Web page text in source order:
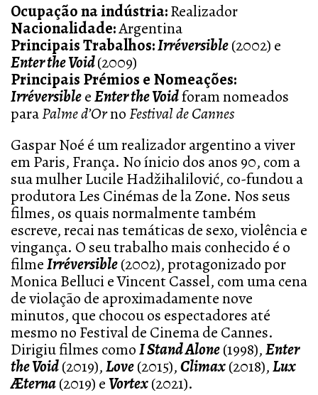
Ocupação na indústria:Realizador
Nacionalidade:Argentina
Principais Trabalhos:Irréversible(2002) e
Enter the Void(2009)
Principais Prémios e Nomeações:
IrréversibleeEnter the Voidforam nomeados
paraPalme d’OrnoFestival de Cannes
Gaspar Noé é um realizadorargentino a viver
em Paris, França. No ínicio dos anos 90, com a
sua mulher Lucile Hadžihalilović, co-fundou a
produtoraLes Cinémas de la Zone. Nos seus
filmes, os quais normalmente também
escreve, recai nas temáticas de sexo, violência e
vingança. O seu trabalho mais conhecido é o
filmeIrréversible(2002),protagonizado por
Monica Belluci e Vincent Cassel, com uma cena
de violação de aproximadamente nove
minutos, que chocou os espectadores até
mesmo no Festival de Cinema de Cannes.
Dirigiu filmes comoI Stand Alone(1998),Enter
the Void(2019),Love(2015),Climax(2018),Lux
Æterna(2019) eVortex(2021).